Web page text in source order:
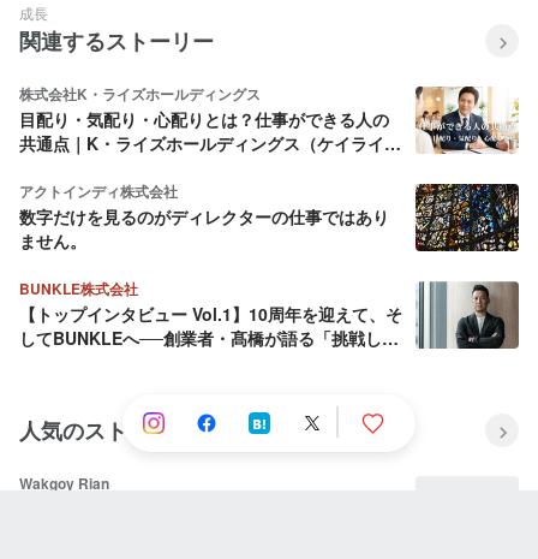
成長
関連するストーリー
株式会社K・ライズホールディングス
目配り・気配り・心配りとは？仕事ができる人の
共通点｜K・ライズホールディングス（ケイライ
アクトインディ株式会社
数字だけを見るのがディレクターの仕事ではあり
ません。
BUNKLE株式会社
【トップインタビュー Vol.1】10周年を迎えて、そ
してBUNKLEへ──創業者・髙橋が語る「挑戦し続
人気のストーリー
Wakgoy Rian